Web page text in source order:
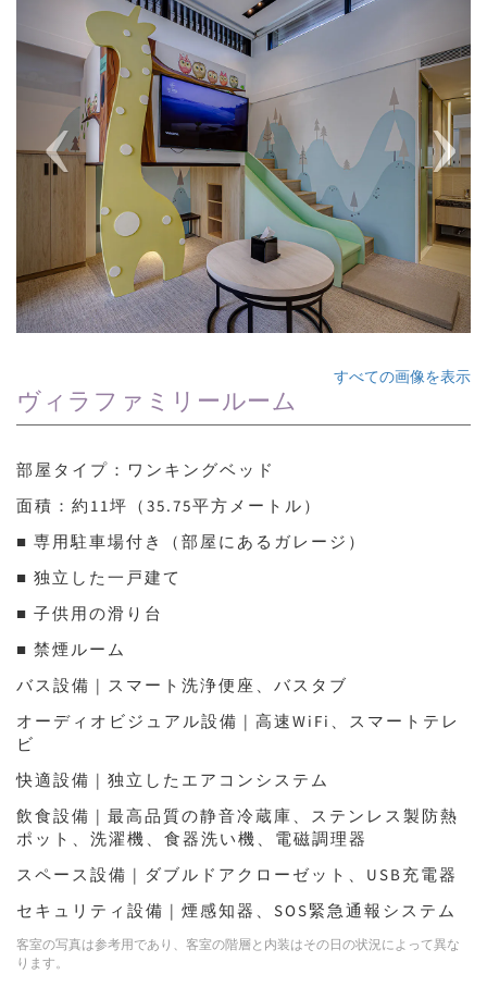
すべての画像を表示
ヴィラファミリールーム
部屋タイプ：ワンキングベッド
面積：約11坪（35.75平方メートル）
■ 専用駐車場付き（部屋にあるガレージ）
■ 独立した一戸建て
■ 子供用の滑り台
■ 禁煙ルーム
バス設備 | スマート洗浄便座、バスタブ
オーディオビジュアル設備 | 高速WiFi、スマートテレ
ビ
快適設備 | 独立したエアコンシステム
飲食設備 | 最高品質の静音冷蔵庫、ステンレス製防熱
ポット、洗濯機、食器洗い機、電磁調理器
スペース設備 | ダブルドアクローゼット、USB充電器
セキュリティ設備 | 煙感知器、SOS緊急通報システム
客室の写真は参考用であり、客室の階層と内装はその日の状況によって異な
ります。